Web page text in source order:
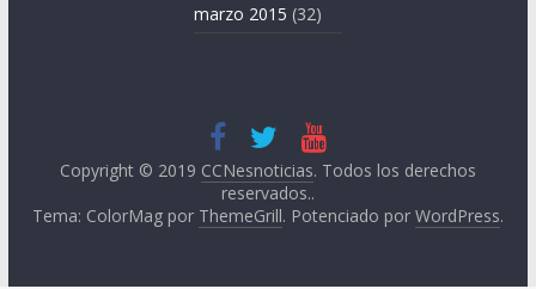
marzo 2015 (32)
Copyright © 2019 CCNesnoticias. Todos los derechos
reservados..
Tema: ColorMag por ThemeGrill. Potenciado por WordPress.